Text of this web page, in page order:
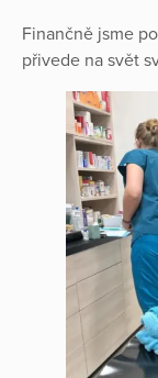
Finančně jsme
přivede na svět